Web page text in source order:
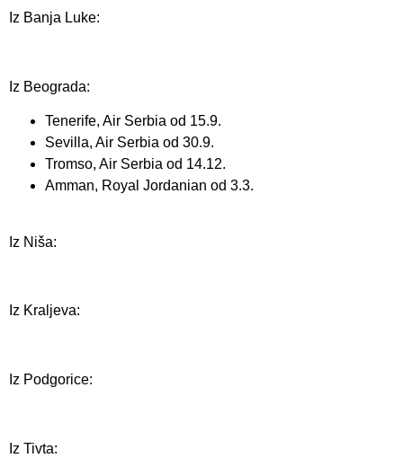
Iz Banja Luke:
Iz Beograda:
Tenerife, Air Serbia od 15.9.
Sevilla, Air Serbia od 30.9.
Tromso, Air Serbia od 14.12.
Amman, Royal Jordanian od 3.3.
Iz Niša:
Iz Kraljeva:
Iz Podgorice:
Iz Tivta: